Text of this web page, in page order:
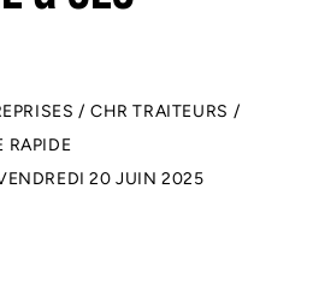
/ CHR TRAITEURS /
RAPIDE
20 JUIN 2025